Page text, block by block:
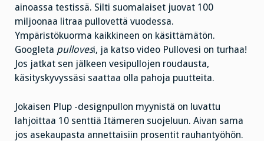
ainoassa testissä. Silti suomalaiset juovat 100
miljoonaa litraa pullovettä vuodessa.
Ympäristökuorma kaikkineen on käsittämätön.
Googleta pullovesi, ja katso video Pullovesi on turhaa!
Jos jatkat sen jälkeen vesipullojen roudausta,
käsityskyvyssäsi saattaa olla pahoja puutteita.
Jokaisen Plup -designpullon myynistä on luvattu
lahjoittaa 10 senttiä Itämeren suojeluun. Aivan sama
jos asekaupasta annettaisiin prosentit rauhantyöhön.